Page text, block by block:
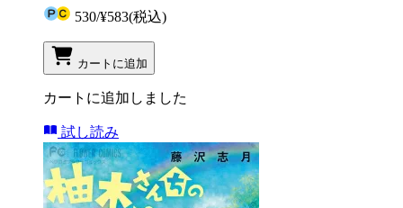
530/¥583(税込)
カートに追加
カートに追加しました
試し読み